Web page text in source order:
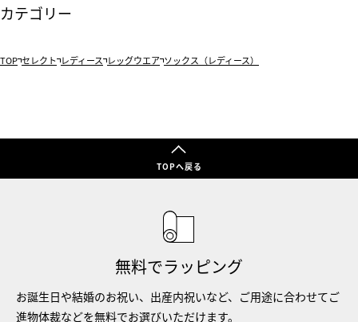
カテゴリー
TOP セレクト レディース レッグウエア ソックス（レディース）
TOPへ戻る
無料でラッピング
お誕生日や結婚のお祝い、出産内祝いなど、ご用途に合わせてご
進物体裁などを無料でお選びいただけます。